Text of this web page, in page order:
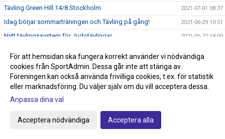
Tävling Green Hill 14/8 Stockholm 2021-07-01 08:37
Idag börjar sommarträningen och Tävling på gång! 2021-06-29 10:51
Nytt tävlingssystem för Judotävlingar 2021-06-22 18:00
Knappen klubbshop är uppdaterad
Passa på och stötta klubben, köp klubbkläder på Team
Sportia
Anmälan till avslutningen den 29/5 anmäl så fort som
Graderingstider vart köper jag mitt bälte?
För att hemsidan ska fungera korrekt använder vi nödvändiga
cookies från SportAdmin. Dessa går inte att stänga av.
Föreningen kan också använda frivilliga cookies, t.ex. för statistik
eller marknadsföring. Du väljer själv om du vill acceptera dessa.
Anpassa dina val
Acceptera nödvändiga Acceptera alla